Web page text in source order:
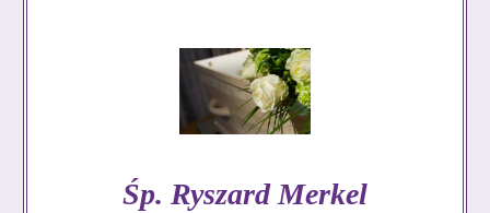
Śp. Ryszard Merkel